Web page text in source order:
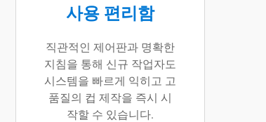
사용 편리함
직관적인 제어판과 명확한
지침을 통해 신규 작업자도
시스템을 빠르게 익히고 고
품질의 컵 제작을 즉시 시
작할 수 있습니다.